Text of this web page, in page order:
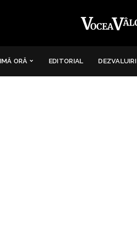
ORĂ EDITORIAL DEZVALUIRI